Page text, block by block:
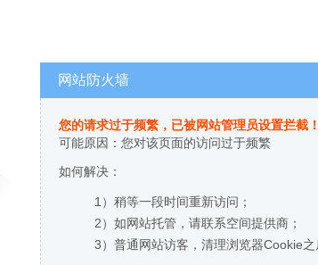
网站防火墙
您的请求过于频繁，已被网站管理员设置拦截！
可能原因：您对该页面的访问过于频繁
如何解决：
1）稍等一段时间重新访问；
2）如网站托管，请联系空间提供商；
3）普通网站访客，清理浏览器Cookie